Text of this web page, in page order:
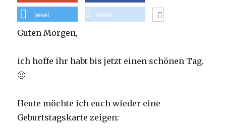
tweet teilen
Guten Morgen,
ich hoffe ihr habt bis jetzt einen schönen Tag.
🙂
Heute möchte ich euch wieder eine
Geburtstagskarte zeigen: